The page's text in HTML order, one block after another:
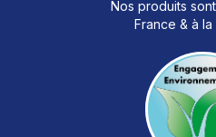
Nos produits
France & à